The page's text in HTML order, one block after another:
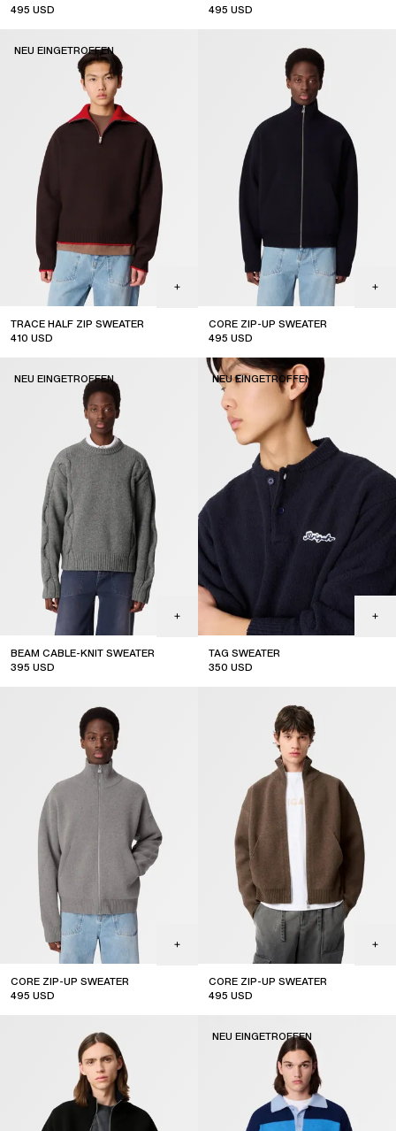
495 USD
495 USD
TRACE HALF ZIP SWEATER
410 USD
NEU EINGETROFFEN
CORE ZIP-UP SWEATER
495 USD
BEAM CABLE-KNIT SWEATER
395 USD
NEU EINGETROFFEN
TAG SWEATER
350 USD
NEU EINGETROFFEN
CORE ZIP-UP SWEATER
495 USD
CORE ZIP-UP SWEATER
495 USD
NEU EINGETROFFEN